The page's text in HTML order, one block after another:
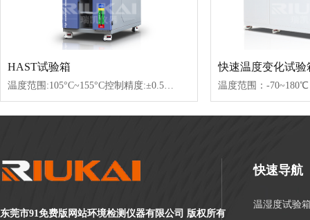
HAST试验箱
温度范围:105°C~155°C控制精度:±0.5°C湿度范围:65%RH~100%RH压力范围:+0.2~3.5kg使用时间:可持续使用500小时+升温时间:约70分钟(从室温到120°C、85%RH到达时间)试验数据可以导出为Excel格式并通过USB接口进行传输
快速温度变化试验
东莞市91免费版网站环境检测仪器有限公司 版权所有
快速导航
温湿度试验